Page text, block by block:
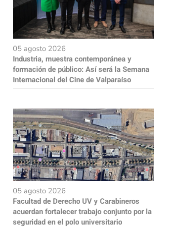
05 agosto 2026
Industria, muestra contemporánea y
formación de público: Así será la Semana
Internacional del Cine de Valparaíso
05 agosto 2026
Facultad de Derecho UV y Carabineros
acuerdan fortalecer trabajo conjunto por la
seguridad en el polo universitario